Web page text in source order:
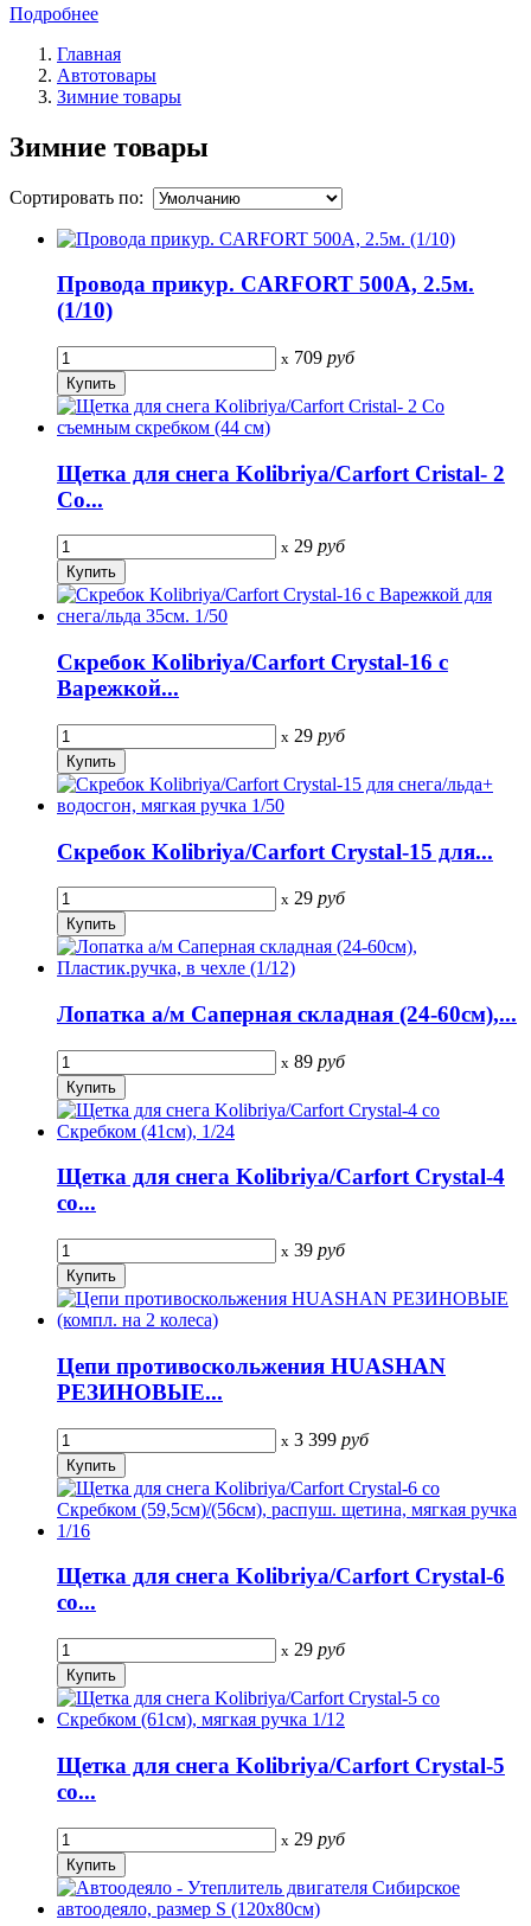
Подробнее
Главная
Автотовары
Зимние товары
Зимние товары
Сортировать по:
Провода прикур. CARFORT 500А, 2.5м.
(1/10)
x 709 руб
Щетка для снега Kolibriya/Carfort Cristal- 2
Со...
x 29 руб
Скребок Kolibriya/Carfort Crystal-16 с
Варежкой...
x 29 руб
Скребок Kolibriya/Carfort Crystal-15 для...
x 29 руб
Лопатка а/м Саперная складная (24-60см),...
x 89 руб
Щетка для снега Kolibriya/Carfort Crystal-4
со...
x 39 руб
Цепи противоскольжения HUASHAN
РЕЗИНОВЫЕ...
x 3 399 руб
Щетка для снега Kolibriya/Carfort Crystal-6
со...
x 29 руб
Щетка для снега Kolibriya/Carfort Crystal-5
со...
x 29 руб